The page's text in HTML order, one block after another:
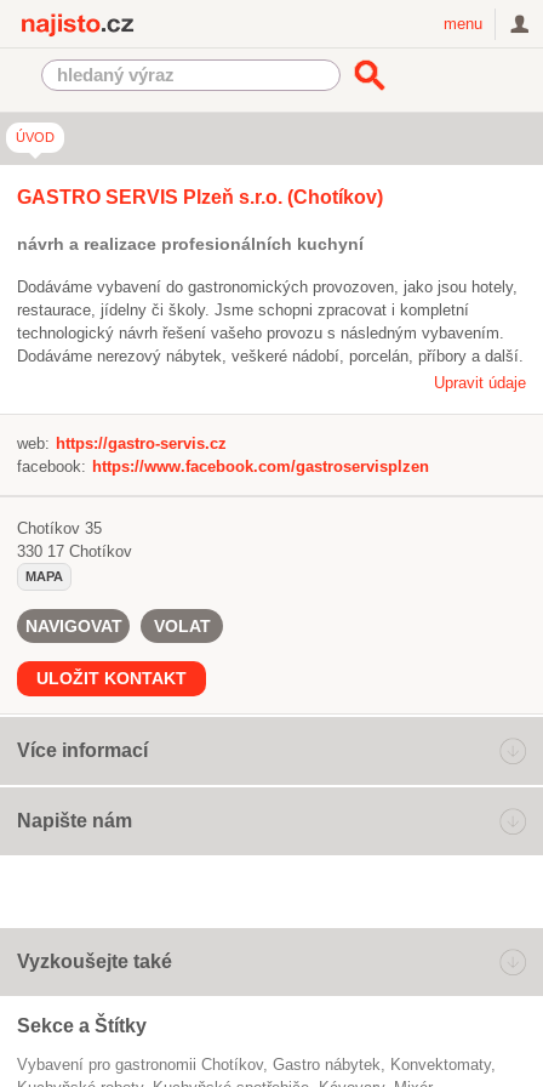
menu
ÚVOD
GASTRO SERVIS Plzeň s.r.o. (Chotíkov)
návrh a realizace profesionálních kuchyní
Dodáváme vybavení do gastronomických provozoven, jako jsou hotely,
restaurace, jídelny či školy. Jsme schopni zpracovat i kompletní
technologický návrh řešení vašeho provozu s následným vybavením.
Dodáváme nerezový nábytek, veškeré nádobí, porcelán, příbory a další.
Upravit údaje
web: https://gastro-servis.cz
facebook: https://www.facebook.com/gastroservisplzen
Chotíkov 35
330 17 Chotíkov
MAPA
NAVIGOVAT VOLAT
ULOŽIT KONTAKT
Více informací
Napište nám
Vyzkoušejte také
Sekce a Štítky
Vybavení pro gastronomii Chotíkov gastro nábytek
konvektomaty